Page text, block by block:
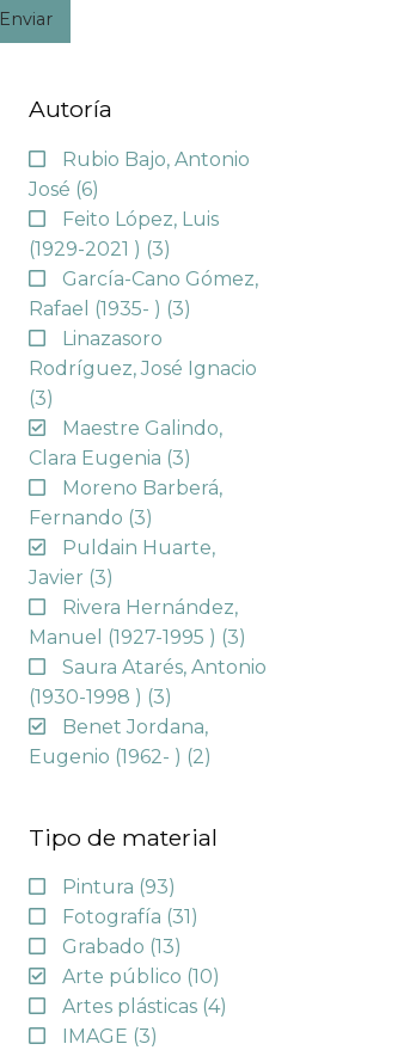
Enviar
Autoría
Rubio Bajo, Antonio
José (6)
Feito López, Luis
(1929-2021 ) (3)
García-Cano Gómez,
Rafael (1935- ) (3)
Linazasoro
Rodríguez, José Ignacio
(3)
Maestre Galindo,
Clara Eugenia (3)
Moreno Barberá,
Fernando (3)
Puldain Huarte,
Javier (3)
Rivera Hernández,
Manuel (1927-1995 ) (3)
Saura Atarés, Antonio
(1930-1998 ) (3)
Benet Jordana,
Eugenio (1962- ) (2)
Tipo de material
Pintura (93)
Fotografía (31)
Grabado (13)
Arte público (10)
Artes plásticas (4)
IMAGE (3)